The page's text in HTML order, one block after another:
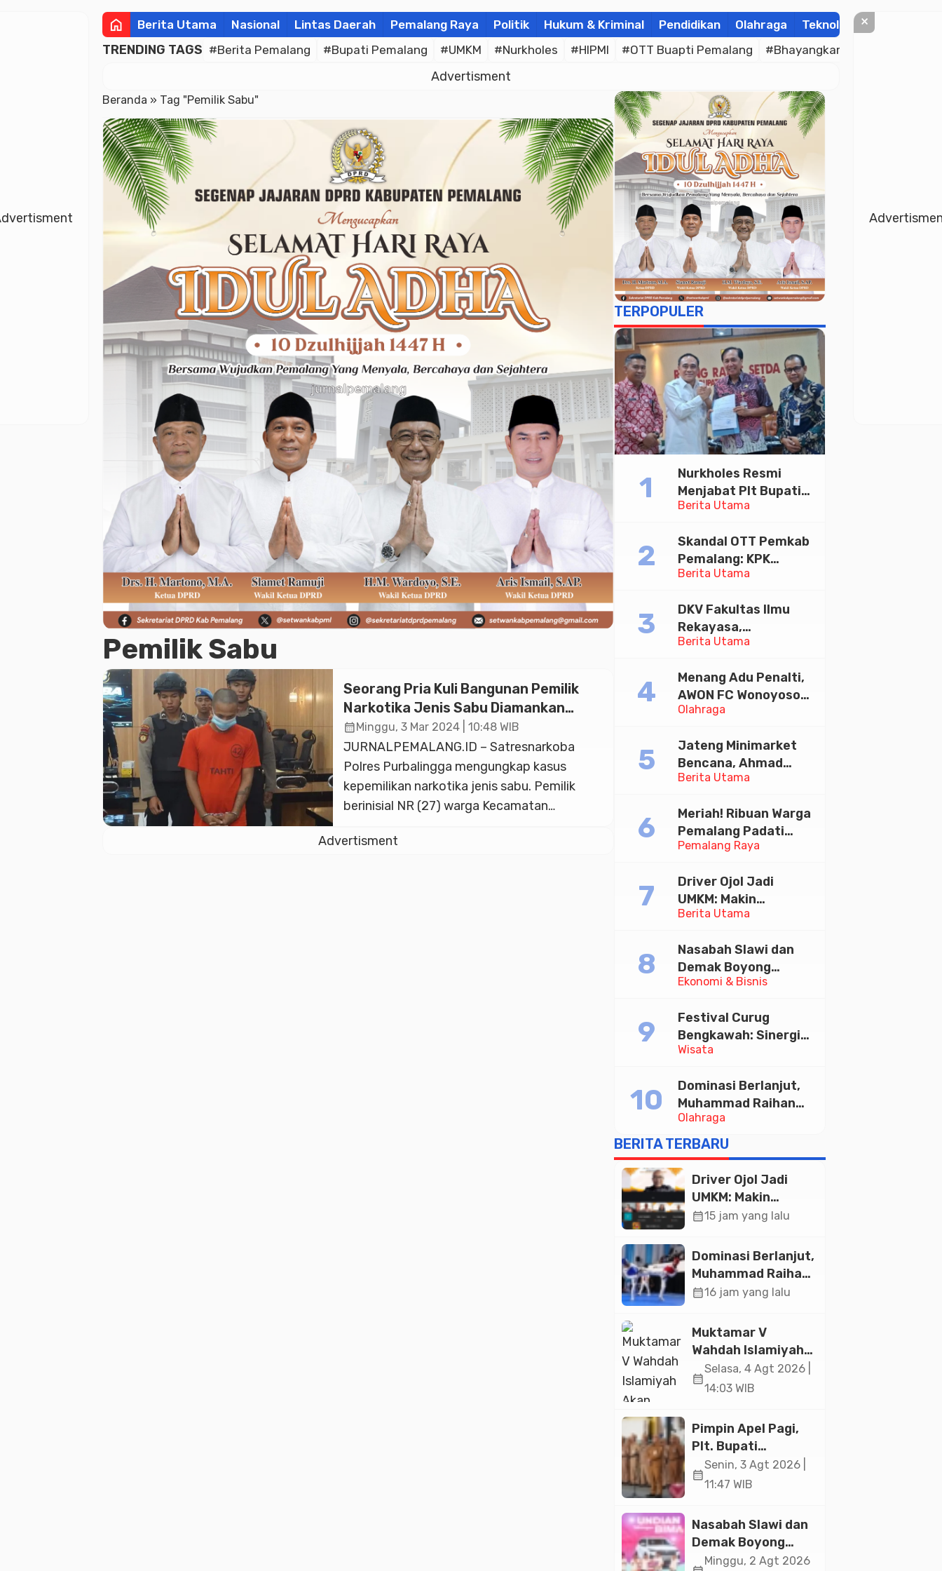
home Berita Utama Nasional Lintas Daerah Pemalang Raya Politik Hukum & Kriminal Pendidikan Olahraga Teknologi
TRENDING TAGS #Berita Pemalang #Bupati Pemalang #UMKM #Nurkholes #HIPMI #OTT Buapti Pemalang #Bhayangkara Cup
Advertisment
Beranda » Tag "Pemilik Sabu"
Pemilik Sabu
Seorang Pria Kuli Bangunan Pemilik
Narkotika Jenis Sabu Diamankan
Polisi
calendar_month Minggu, 3 Mar 2024 | 10:48 WIB
JURNALPEMALANG.ID – Satresnarkoba
Polres Purbalingga mengungkap kasus
kepemilikan narkotika jenis sabu. Pemilik
berinisial NR (27) warga Kecamatan
barang bukti 0,34 gram narkotika jenis sabu.
Advertisment
TERPOPULER
Berita Utama
Nurkholes Resmi
Menjabat Plt Bupati
Pemalang
Berita Utama
Skandal OTT Pemkab
Pemalang: KPK
Tetapkan Bupati
Staf Internal Sebagai
Tersangka
Pemerasan Rp1,98
Berita Utama
DKV Fakultas Ilmu
Rekayasa,
Universitas
Diskusi Desain
Olahraga
Menang Adu Penalti,
AWON FC Wonoyoso
Juara Bhayangkara
Berita Utama
Jateng Minimarket
Bencana, Ahmad
Luthfi Minta PMI Jadi
Pemalang Raya
Meriah! Ribuan Warga
Pemalang Padati
Kirab Festival Kamir
Berita Utama
Driver Ojol Jadi
UMKM: Makin
Sejahtera atau
Diskusi Paramadina
Ekonomi & Bisnis
Nasabah Slawi dan
Demak Boyong
Toyota Innova Zenix
Tabungan Bima Bank
Jateng
Wisata
Festival Curug
Bengkawah: Sinergi
Desa Sikasur dan
Memajukan Wisata
serta UMKM Lokal
Olahraga
Dominasi Berlanjut,
Muhammad Raihan
Fadila Sabet Emas
Kyorugi di Asian
Taekwondo Indonesia
Open 2026
BERITA TERBARU
Driver Ojol Jadi
UMKM: Makin
Sejahtera atau
Temuan Diskusi
Paramadina
calendar_month15 jam yang lalu
Dominasi Berlanjut,
Muhammad Raihan
Fadila Sabet Emas
Taekwondo
Indonesia Open
2026
calendar_month16 jam yang lalu
Muktamar V
Wahdah Islamiyah
Akan Kukuhkan
10.000 Guru Al-
Istiqlal
calendar_month
Selasa, 4 Agt 2026 |
14:03 WIB
Pimpin Apel Pagi,
Plt. Bupati
Pemalang
Tekankan Disiplin
untuk Pelayanan
Publik
calendar_month
Senin, 3 Agt 2026 |
11:47 WIB
Nasabah Slawi dan
Demak Boyong
Toyota Innova
Minggu, 2 Agt 2026
×